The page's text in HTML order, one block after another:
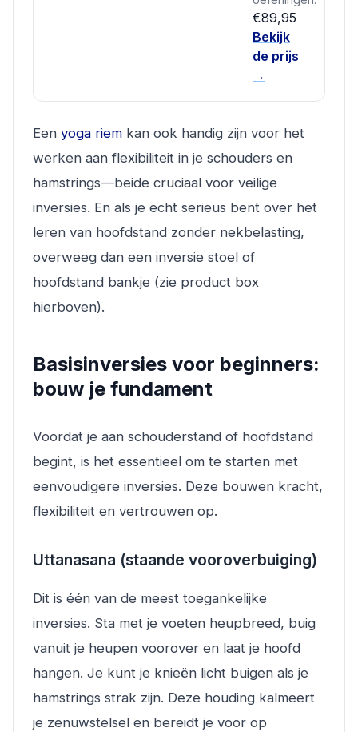
€89,95
Bekijk
de prijs
→
Een yoga riem kan ook handig zijn voor het
werken aan flexibiliteit in je schouders en
hamstrings—beide cruciaal voor veilige
inversies. En als je echt serieus bent over het
leren van hoofdstand zonder nekbelasting,
overweeg dan een inversie stoel of
hoofdstand bankje (zie product box
hierboven).
Basisinversies voor beginners:
bouw je fundament
Voordat je aan schouderstand of hoofdstand
begint, is het essentieel om te starten met
eenvoudigere inversies. Deze bouwen kracht,
flexibiliteit en vertrouwen op.
Uttanasana (staande vooroverbuiging)
Dit is één van de meest toegankelijke
inversies. Sta met je voeten heupbreed, buig
vanuit je heupen voorover en laat je hoofd
hangen. Je kunt je knieën licht buigen als je
hamstrings strak zijn. Deze houding kalmeert
je zenuwstelsel en bereidt je voor op